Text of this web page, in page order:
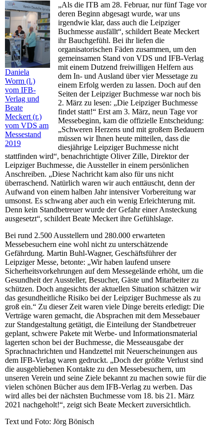
Daniela
Worm (l.)
vom IFB-
Verlag und
Beate
Meckert (r.)
vom VDS am
Messestand
2019
„Als die ITB am 28. Februar, nur fünf Tage vor
deren Beginn abgesagt wurde, war uns
irgendwie klar, dass auch die Leipziger
Buchmesse ausfällt“, schildert Beate Meckert
ihr Bauchgefühl. Bei ihr liefen die
organisatorischen Fäden zusammen, um den
gemeinsamen Stand von VDS und IFB-Verlag
mit einem Dutzend freiwilligen Helfern aus
dem In- und Ausland über vier Messetage zu
einem Erfolg werden zu lassen. Doch auf den
Seiten der Leipziger Buchmesse war noch bis
2. März zu lesen: „Die Leipziger Buchmesse
findet statt!“ Erst am 3. März, neun Tage vor
Messebeginn, kam die offizielle Entscheidung:
„Schweren Herzens und mit großem Bedauern
müssen wir Ihnen heute mitteilen, dass die
diesjährige Leipziger Buchmesse nicht
stattfinden wird“, benachrichtigte Oliver Zille, Direktor der
Leipziger Buchmesse, die Aussteller in einem persönlichen
Anschreiben. „Diese Nachricht kam also für uns nicht
überraschend. Natürlich waren wir auch enttäuscht, denn der
Aufwand von einem halben Jahr intensiver Vorbereitung war
umsonst. Es schwang aber auch ein wenig Erleichterung mit.
Denn kein Standbetreuer wurde der Gefahr einer Ansteckung
ausgesetzt“, schildert Beate Meckert ihre Gefühlslage.
Bei rund 2.500 Ausstellern und 280.000 erwarteten
Messebesuchern eine wohl nicht zu unterschätzende
Gefährdung. Martin Buhl-Wagner, Geschäftsführer der
Leipziger Messe, betonte: „Wir haben laufend unsere
Sicherheitsvorkehrungen auf dem Messegelände erhöht, um die
Gesundheit der Aussteller, Besucher, Gäste und Mitarbeiter zu
schützen. Doch angesichts der aktuellen Situation schätzen wir
das gesundheitliche Risiko bei der Leipziger Buchmesse als zu
groß ein.“ Zu dieser Zeit waren viele Dinge bereits erledigt: Die
Verträge waren gemacht, die Absprachen mit dem Messebauer
zur Standgestaltung getätigt, die Einteilung der Standbetreuer
geplant, schwere Pakete mit Werbe- und Informationsmaterial
lagerten schon bei der Buchmesse, die Messeausgabe der
Sprachnachrichten und Handzettel mit Neuerscheinungen aus
dem IFB-Verlag waren gedruckt. „Doch der größte Verlust sind
die ausgebliebenen Kontakte zu den Messebesuchern, um
unseren Verein und seine Ziele bekannt zu machen sowie für die
vielen schönen Bücher aus dem IFB-Verlag zu werben. Das
wird alles bei der nächsten Buchmesse vom 18. bis 21. März
2021 nachgeholt!“, zeigt sich Beate Meckert zuversichtlich.
Text und Foto: Jörg Bönisch